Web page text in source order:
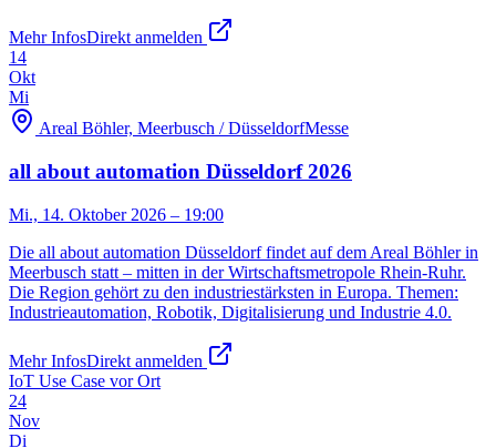
Mehr InfosDirekt anmelden
14
Okt
Mi
Areal Böhler, Meerbusch / DüsseldorfMesse
all about automation Düsseldorf 2026
Mi., 14. Oktober 2026 – 19:00
Die all about automation Düsseldorf findet auf dem Areal Böhler in
Meerbusch statt – mitten in der Wirtschaftsmetropole Rhein-Ruhr.
Die Region gehört zu den industriestärksten in Europa. Themen:
Industrieautomation, Robotik, Digitalisierung und Industrie 4.0.
Mehr InfosDirekt anmelden
IoT Use Case vor Ort
24
Nov
Di